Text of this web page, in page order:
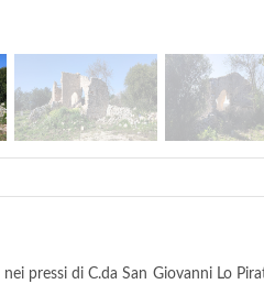
nei pressi di C.da San Giovanni Lo